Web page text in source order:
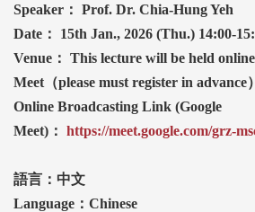
Speaker ： Prof. Dr. Chia-Hung Yeh
Date： 15th Jan., 2026 (Thu.) 14:00-
Venue： This lecture will be held
Meet（please must register in advance）
Online Broadcasting Link (Google
Meet) ： https://meet.google.com/grz-
語言：中文
Language：Chinese